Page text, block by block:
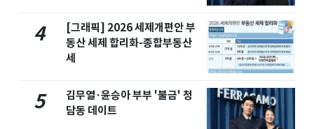
4
[그래픽] 2026 세제개편안 부
동산 세제 합리화-종합부동산
세
5
김무열·윤승아 부부 '불금' 청
담동 데이트